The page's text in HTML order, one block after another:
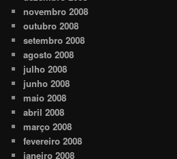
novembro 2008
outubro 2008
setembro 2008
agosto 2008
julho 2008
junho 2008
maio 2008
abril 2008
março 2008
fevereiro 2008
janeiro 2008